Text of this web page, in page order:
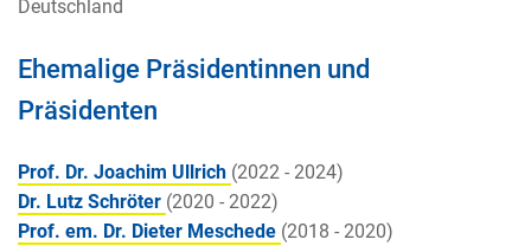
Deutschland
Ehemalige Präsidentinnen und
Präsidenten
Prof. Dr. Joachim Ullrich (2022 - 2024)
Dr. Lutz Schröter (2020 - 2022)
Prof. em. Dr. Dieter Meschede (2018 - 2020)